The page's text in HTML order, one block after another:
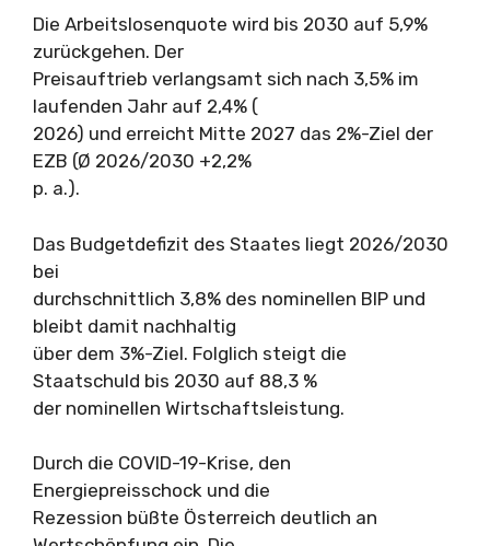
Die Arbeitslosenquote wird bis 2030 auf 5,9%
zurückgehen. Der
Preisauftrieb verlangsamt sich nach 3,5% im
laufenden Jahr auf 2,4% (
2026) und erreicht Mitte 2027 das 2%-Ziel der
EZB (Ø 2026/2030 +2,2%
p. a.).
Das Budgetdefizit des Staates liegt 2026/2030
bei
durchschnittlich 3,8% des nominellen BIP und
bleibt damit nachhaltig
über dem 3%-Ziel. Folglich steigt die
Staatschuld bis 2030 auf 88,3 %
der nominellen Wirtschaftsleistung.
Durch die COVID-19-Krise, den
Energiepreisschock und die
Rezession büßte Österreich deutlich an